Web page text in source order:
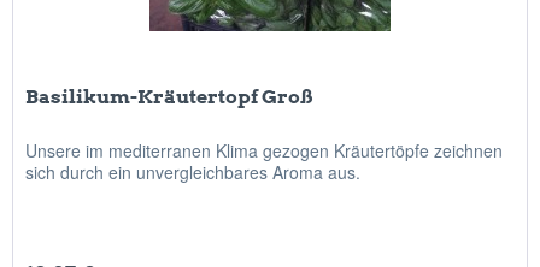
Basilikum-Kräutertopf Groß
Unsere im mediterranen Klima gezogen Kräutertöpfe zeichnen
sich durch ein unvergleichbares Aroma aus.